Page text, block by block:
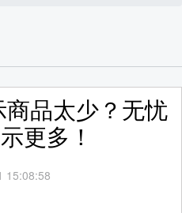
品太少？无忧
更多！
15:08:58